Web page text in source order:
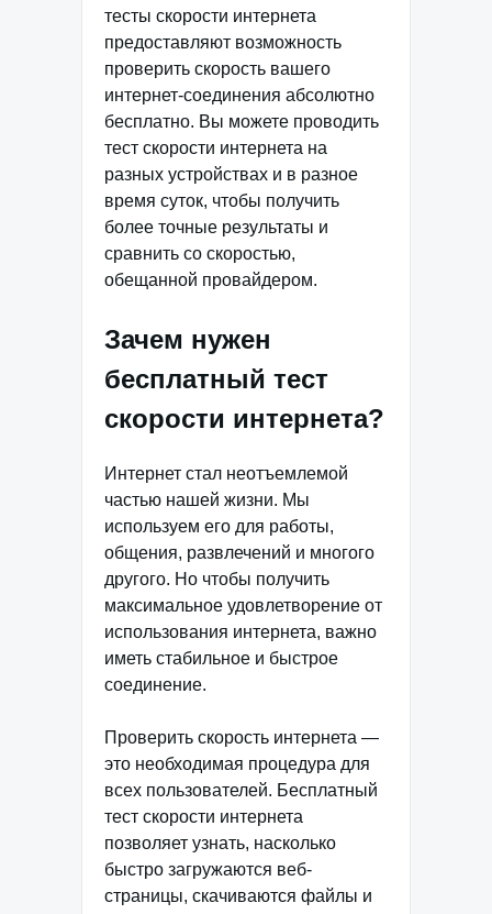
тесты скорости интернета
предоставляют возможность
проверить скорость вашего
интернет-соединения абсолютно
бесплатно. Вы можете проводить
тест скорости интернета на
разных устройствах и в разное
время суток, чтобы получить
более точные результаты и
сравнить со скоростью,
обещанной провайдером.
Зачем нужен
бесплатный тест
скорости интернета?
Интернет стал неотъемлемой
частью нашей жизни. Мы
используем его для работы,
общения, развлечений и многого
другого. Но чтобы получить
максимальное удовлетворение от
использования интернета, важно
иметь стабильное и быстрое
соединение.
Проверить скорость интернета —
это необходимая процедура для
всех пользователей. Бесплатный
тест скорости интернета
позволяет узнать, насколько
быстро загружаются веб-
страницы, скачиваются файлы и